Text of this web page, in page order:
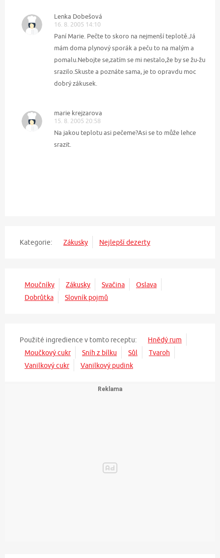
Lenka Dobešová
16. 8. 2005 14:10
Paní Marie. Pečte to skoro na nejmenší teplotě.Já
mám doma plynový sporák a peču to na malým a
pomalu.Nebojte se,zatím se mi nestalo,že by se žu-žu
srazilo.Skuste a poznáte sama, je to opravdu moc
dobrý zákusek.
marie krejzarova
15. 8. 2005 20:58
Na jakou teplotu asi pečeme?Asi se to může lehce
srazit.
Kategorie: Zákusky Nejlepší dezerty
Moučníky Zákusky Svačina
Oslava
Dobrůtka
Slovník pojmů
Použité ingredience v tomto receptu:
Hnědý rum
Moučkový cukr
Sníh z bílku Sůl
Tvaroh
Vanilkový cukr
Vanilkový pudink